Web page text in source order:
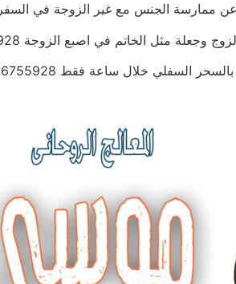
الجنس مع غير الزوجة في السفر 0033756755928
مثل الخاتم في اصبع الزوجة 0033756755928
خلال ساعة فقط 0033756755928